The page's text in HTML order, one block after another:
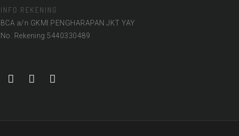
INFO REKENING
BCA a/n GKMI PENGHARAPAN JKT YAY
No. Rekening 5440330489